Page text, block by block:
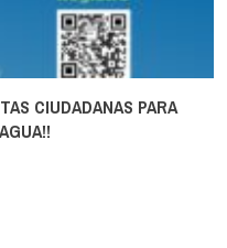
CIUDADANAS PARA